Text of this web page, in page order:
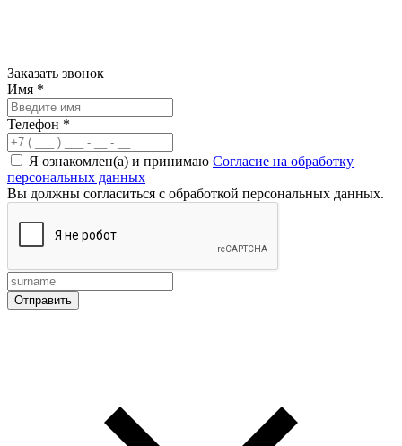
Заказать звонок
Имя *
Телефон *
Я ознакомлен(а) и принимаю Согласие на обработку
персональных данных
Вы должны согласиться с обработкой персональных данных.